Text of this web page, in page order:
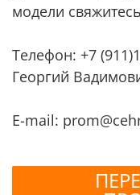
модели
Телефон: +7
Георгий
E-mail: